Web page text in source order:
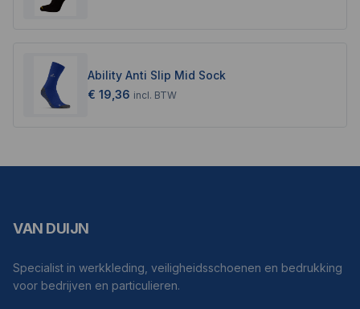
Ability Anti Slip Mid Sock
€ 19,36 incl. BTW
VAN DUIJN
Specialist in werkkleding, veiligheidsschoenen en bedrukking
voor bedrijven en particulieren.